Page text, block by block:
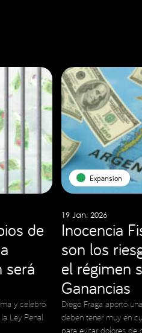
de
será
y celebró
Ley Penal
Expansion
19 Jan. 2026
Inocencia
son los
el régimen
Ganancias
Diego Fraga aportó
deben tener muy en
para evitar dolores de